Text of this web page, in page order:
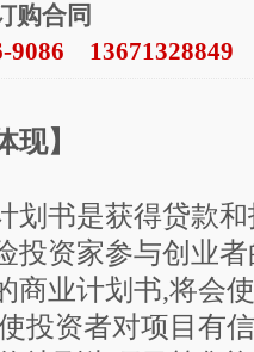
购合同
9086 13671328849
现】
书是获得贷款和
投资家参与创业
商业计划书,将会
投资者对项目有